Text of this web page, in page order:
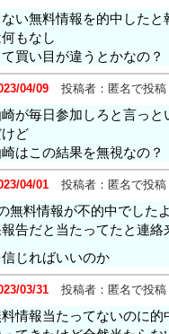
い無料情報を的中したと
もなし
買い目が違うとかなの？
04/09 投稿者： 匿名で投稿
が毎日参加しろと言っ
ど
はこの結果を無視なの？
04/01 投稿者： 匿名で投稿
無料情報が不的中でしたよ
告だと当たってたと連絡
じればいいのか
03/31 投稿者： 匿名で投稿
情報当たってないのに